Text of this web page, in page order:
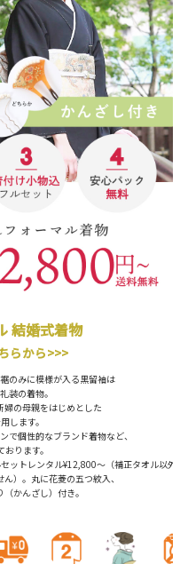
結婚式着物
らから>>>
のみに模様が入る黒留袖は
装の着物。
の母親をはじめとした
します。
で個性的なブランド着物など、
ります。
ットレンタル¥12,800～（補正タオル以外
）。丸に花菱の五つ紋入、
かんざし）付き。